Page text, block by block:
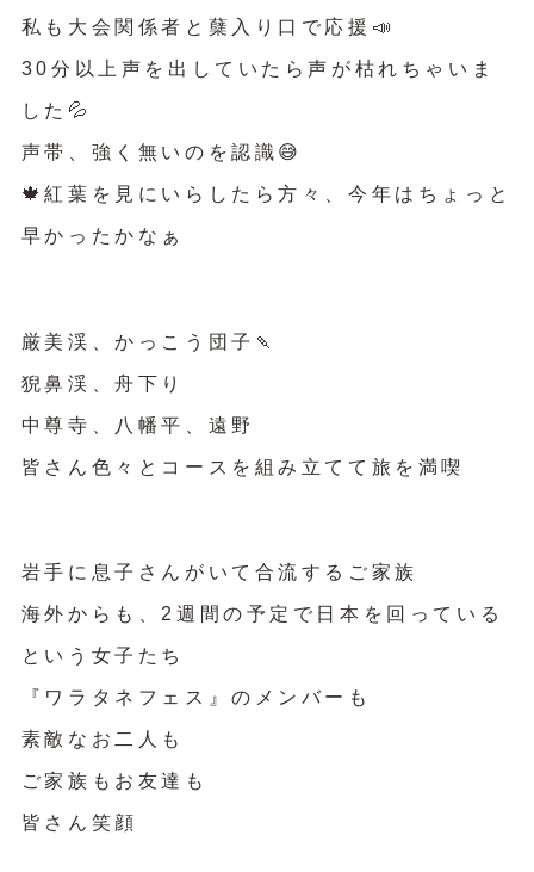
私も大会関係者と蘖入り口で応援📣
30分以上声を出していたら声が枯れちゃいま
した💦
声帯、強く無いのを認識😅
🍁紅葉を見にいらしたら方々、今年はちょっと
早かったかなぁ
厳美渓、かっこう団子🍡
猊鼻渓、舟下り
中尊寺、八幡平、遠野
皆さん色々とコースを組み立てて旅を満喫
岩手に息子さんがいて合流するご家族
海外からも、2週間の予定で日本を回っている
という女子たち
『ワラタネフェス』のメンバーも
素敵なお二人も
ご家族もお友達も
皆さん笑顔